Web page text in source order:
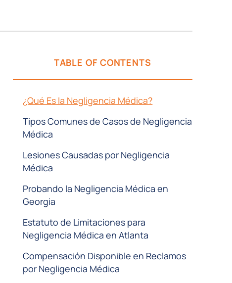
TABLE OF CONTENTS
¿Qué Es la Negligencia Médica?
Tipos Comunes de Casos de Negligencia
Médica
Lesiones Causadas por Negligencia
Médica
Probando la Negligencia Médica en
Georgia
Estatuto de Limitaciones para
Negligencia Médica en Atlanta
Compensación Disponible en Reclamos
por Negligencia Médica